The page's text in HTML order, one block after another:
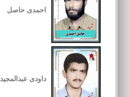
احمدی حاصل
داودی عبدالمجید